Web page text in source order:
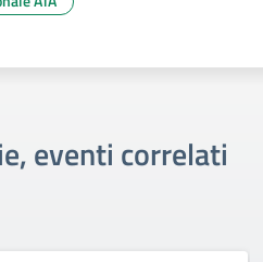
eventi correlati